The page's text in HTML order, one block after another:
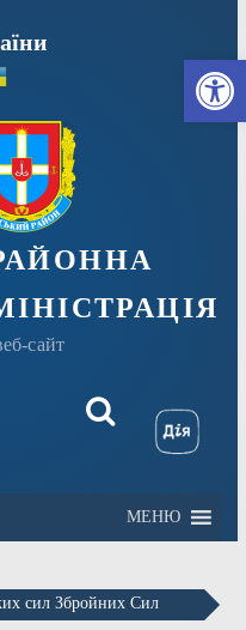
сайт
МЕНЮ
сил Збройних Сил